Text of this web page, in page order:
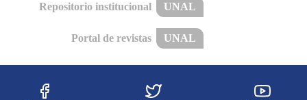
Repositorio institucional UNAL
Portal de revistas UNAL